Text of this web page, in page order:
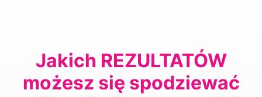
Jakich REZULTATÓW
możesz się spodziewać